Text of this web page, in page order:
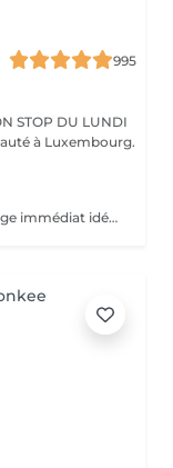
995
STOP DU LUNDI
Ce service est vraiment top pour un bronzage immédiat idéal avant vos vacances ou avant une soirée ;) Nous vous conseillons de faire un gommage la veille du soin et de porter des vêtements amples noirs. Selon votre peau, cela tient environ 1 semaine à 10 Jours! AVANT Exfolier votre peau en profondeur, puis hydrater généreusement 24h avant d'appliquer votre autobronzant, en insistant bien sur les coudes, genoux, chevilles et les zones sensibles. Épiler ou raser dans les 48h avant application afin que les pores de la peau soient fermés. Des points noirs pourraient apparaître si votre peau n'est pas nette lors de l'application. Ne pas appliquer de crème hydratante, parfum, déodorant ou maquillage le jour même de l'application cela pourrait obstruer les pores de la peau et faire apparaître des points noirs. APRÈS Porter des vêtement amples de couleur foncée les vêtements près du corps ou sous-vêtements pourraient faire des marques, porter des chaussures larges. Hydrater quotidiennement votre peau les jours suivant l'application ou utiliser un autobronzant progressif pour entretenir votre bronzage et le faire durer plus longtemps. Après 5 jours, exfolier quotidiennement votre peau à l'aide d'un exfoliant doux afin d'aider votre peau à absorber plus facilement votre crème hydratante, et garder un joli bronzage. Cela permet aussi au bronzage de s'estomper progressivement et uniformément.